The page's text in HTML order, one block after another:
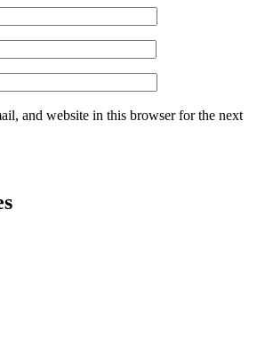
and website in this browser for the next